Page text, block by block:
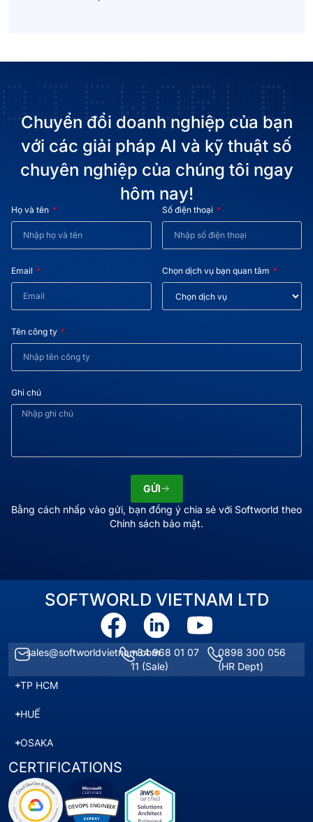
Chuyển đổi doanh nghiệp của bạn
với các giải pháp AI và kỹ thuật số
chuyên nghiệp của chúng tôi ngay
hôm nay!
Họ và tên Số điện thoại
Email Chọn dịch vụ bạn quan tâm
Tên công ty
Ghi chú
GỬI
Bằng cách nhấp vào gửi, bạn đồng ý chia sẻ với Softworld theo
Chính sách bảo mật.
SOFTWORLD VIETNAM LTD
sales@softworldvietnam.com+84 968 01 07
11 (Sale)
0898 300 056
(HR Dept)
TP HCM
HUẾ
OSAKA
CERTIFICATIONS